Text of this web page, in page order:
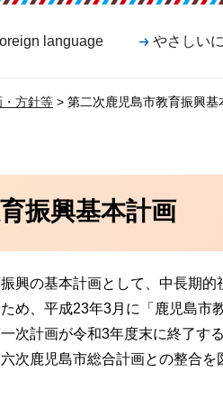
language やさしい
・方針等 > 第二次鹿児島市教育振興基
振興基本計画
興の基本計画として、中長期
め、平成23年3月に「鹿児島市
次計画が令和3年度末に終了す
次鹿児島市総合計画との整合